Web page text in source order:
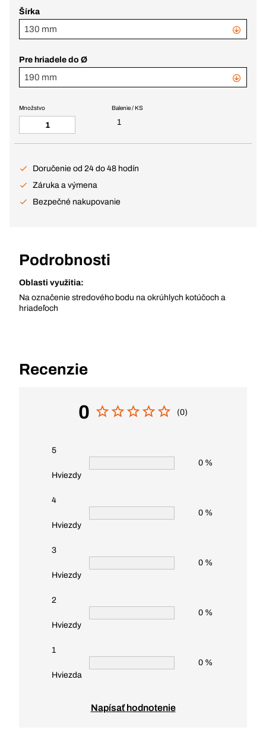
Šírka
130 mm
Pre hriadele do Ø
190 mm
Balenie / KS
1
Množstvo
Doručenie od 24 do 48 hodín
Záruka a výmena
Bezpečné nakupovanie
Podrobnosti
Oblasti využitia:
Na označenie stredového bodu na okrúhlych kotúčoch a
hriadeľoch
Recenzie
0 (0)
5
Hviezdy
0 %
4
Hviezdy
0 %
3
Hviezdy
0 %
2
Hviezdy
0 %
1
Hviezda
0 %
Napísať hodnotenie